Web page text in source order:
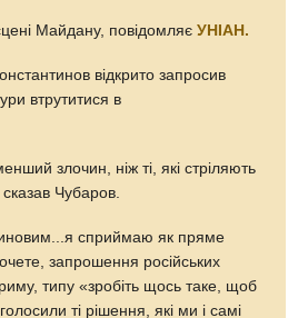
Майдану, повідомляєУНІАН.
відкрито запросив
втрутитися в
злочин, ніж ті, які стріляють
Чубаров.
сприймаю як пряме
запрошення російських
типу «зробіть щось таке, щоб
ті рішення, які ми і самі